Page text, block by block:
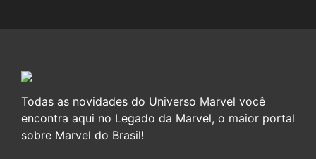
Todas as novidades do Universo Marvel você
encontra aqui no Legado da Marvel, o maior portal
sobre Marvel do Brasil!